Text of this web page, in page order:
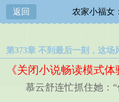
返回 农家小福女
第373章 不到最后一刻，这场
《关闭小说畅读模式体
慕云舒连忙抓住她：“